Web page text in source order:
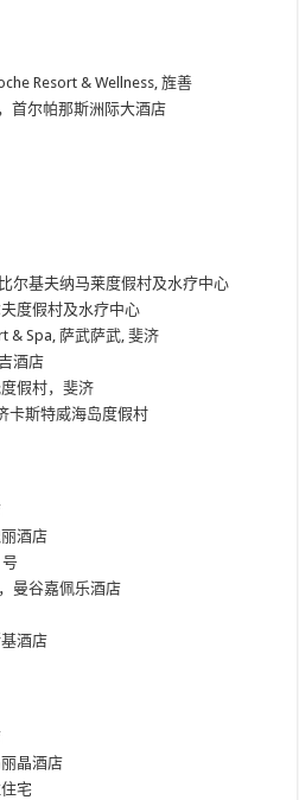
Resort & Wellness, 旌善
首尔帕那斯洲际大酒店
尔基夫纳马莱度假村及水疗中心
度假村及水疗中心
& Spa, 萨武萨武, 斐济
酒店
度假村，斐济
卡斯特威海岛度假村
酒店
曼谷嘉佩乐酒店
酒店
晶酒店
宅